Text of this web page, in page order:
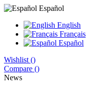
Español
English
Français
Español
Wishlist ()
Compare ()
News